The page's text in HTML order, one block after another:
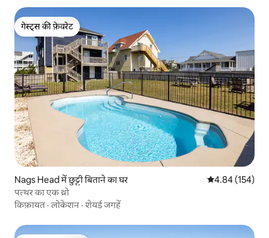
गेस्ट्स की फ़ेवरेट
गेस्ट्स की फ़ेवरेट
Nags Head में छुट्टी बिताने का घर औसत रेटिंग 5 में से
4.84 (154)
पत्थर का एक थ्रो
किफ़ायत ·लोकेशन ·शेयर्ड जगहें